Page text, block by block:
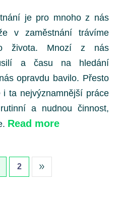
je pro mnoho z nás
v zaměstnání trávíme
života. Mnozí z nás
a času na hledání
opravdu bavilo. Přesto
ta nejvýznamnější práce
a nudnou činnost,
Read more
2